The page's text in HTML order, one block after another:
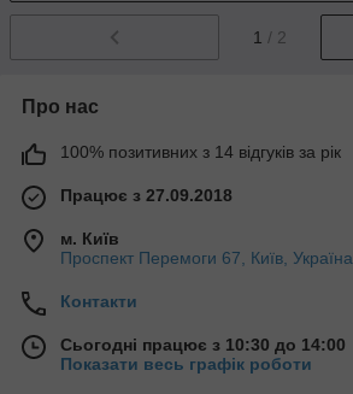
1 / 2
Про нас
100% позитивних з 14 відгуків за рік
Працює з 27.09.2018
м. Київ
Проспект Перемоги 67, Київ, Україна
Контакти
Сьогодні працює з 10:30 до 14:00
Показати весь графік роботи